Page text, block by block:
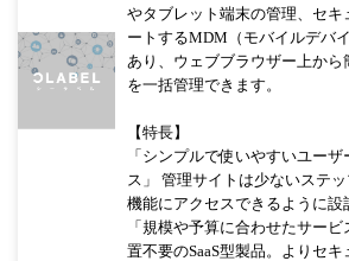
やタブレット端末の管理、セキ
ートするMDM（モバイルデバ
あり、ウェブブラウザー上か
を一括管理できます。
【特長】
「シンプルで使いやすいユー
ス」 管理サイトは少ないステッ
機能にアクセスできるように設
「規模や予算に合わせたサー
置不要のSaaS型製品。よりセ